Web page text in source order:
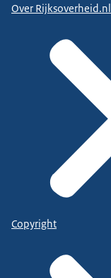
Over Rijksoverheid.nl
Copyright